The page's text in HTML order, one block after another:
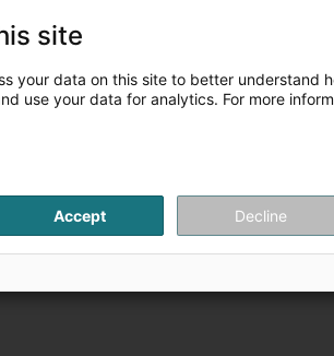
site
your data on this site to better understand
use your data for analytics. For more
Accept Decline